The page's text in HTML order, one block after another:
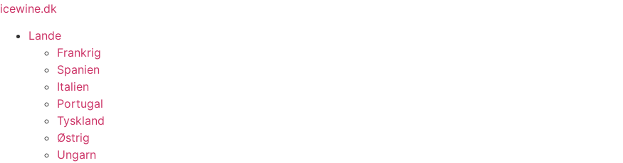
Videre
indhold
icewine.dk
Lande
Frankrig
Spanien
Italien
Portugal
Tyskland
Østrig
Ungarn